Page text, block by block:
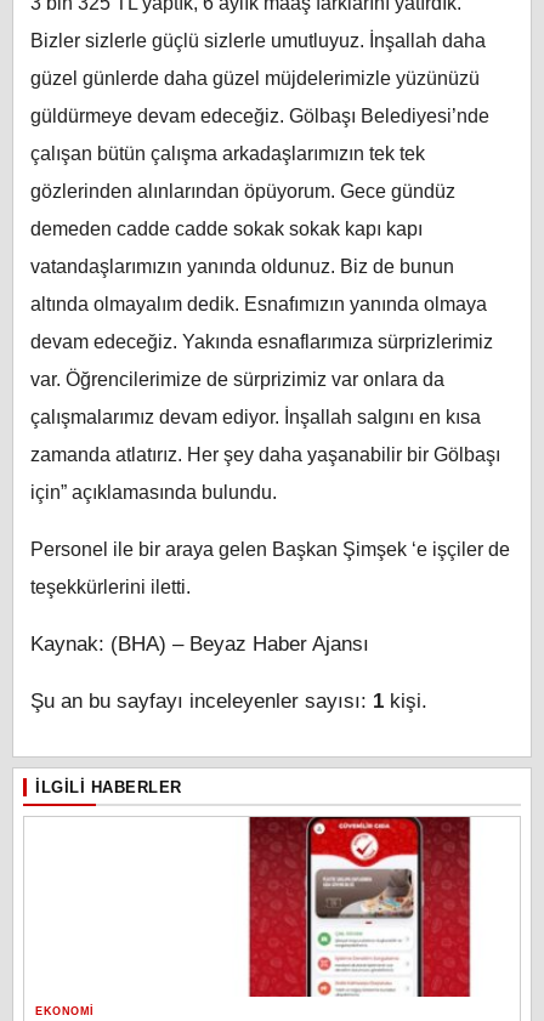
Bizler sizlerle güçlü sizlerle umutluyuz. İnşallah daha
güzel günlerde daha güzel müjdelerimizle yüzünüzü
güldürmeye devam edeceğiz. Gölbaşı Belediyesi’nde
çalışan bütün çalışma arkadaşlarımızın tek tek
gözlerinden alınlarından öpüyorum. Gece gündüz
demeden cadde cadde sokak sokak kapı kapı
vatandaşlarımızın yanında oldunuz. Biz de bunun
altında olmayalım dedik. Esnafımızın yanında olmaya
devam edeceğiz. Yakında esnaflarımıza sürprizlerimiz
var. Öğrencilerimize de sürprizimiz var onlara da
çalışmalarımız devam ediyor. İnşallah salgını en kısa
zamanda atlatırız. Her şey daha yaşanabilir bir Gölbaşı
için” açıklamasında bulundu.
Personel ile bir araya gelen Başkan Şimşek ‘e işçiler de
teşekkürlerini iletti.
Kaynak: (BHA) – Beyaz Haber Ajansı
Şu an bu sayfayı inceleyenler sayısı: 1 kişi.
İLGILI HABERLER
EKONOMI